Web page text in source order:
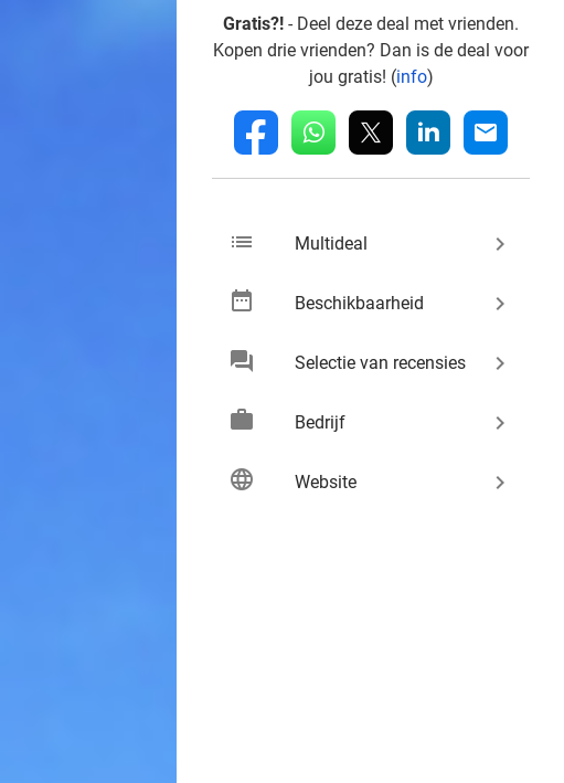
Gratis?! - Deel deze deal met vrienden.
Kopen drie vrienden? Dan is de deal voor
jou gratis! (info)
fb whatsapp linkedin mail
list Multideal keyboard_arrow_right
date_range Beschikbaarheid keyboard_arrow_right
chat Selectie van recensies keyboard_arrow_right
work Bedrijf keyboard_arrow_right
language Website keyboard_arrow_right